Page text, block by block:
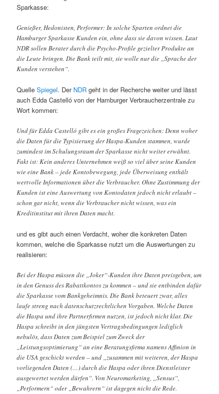
Sparkasse:
Genießer, Hedonisten, Performer: In solche Sparten ordnet die
Hamburger Sparkasse Kunden ein, ohne dass sie davon wissen. Laut
NDR sollen Berater durch die Psycho-Profile gezielter Produkte an
die Leute bringen. Die Bank teilt mit, sie wolle nur die „Sprache der
Kunden verstehen“.
QuelleSpiegel. Der NDR geht in der Recherche weiter und lässt
auch Edda Castelló von der Hamburger Verbraucherzentrale zu
Wort kommen:
Und für Edda Castelló gibt es ein großes Fragezeichen: Denn woher
die Daten für die Typisierung der Haspa-Kunden stammen, wurde
zumindest im Schulungsraum der Sparkasse nicht weiter erwähnt.
Fakt ist: Kein anderes Unternehmen weiß so viel über seine Kunden
wie eine Bank – jede Kontobewegung, jede Überweisung enthält
wertvolle Informationen über die Verbraucher. Ohne Zustimmung der
Kunden ist eine Auswertung von Kontodaten jedoch nicht erlaubt –
schon gar nicht, wenn die Verbraucher nicht wissen, was ein
Kreditinstitut mit ihren Daten macht.
und es gibt auch einen Verdacht, woher die konkreten Daten
kommen, welche die Sparkasse nutzt um die Auswertungen zu
realisieren:
Bei der Haspa müssen die „Joker“-Kunden ihre Daten preisgeben, um
in den Genuss des Rabattkontos zu kommen – und sie entbinden dafür
die Sparkasse vom Bankgeheimnis. Die Bank beteuert zwar, alles
laufe streng nach datenschutzrechtlichen Vorgaben. Welche Daten
die Haspa und ihre Partnerfirmen nutzen, ist jedoch nicht klar. Die
Haspa schreibt in den jüngsten Vertragsbedingungen lediglich
nebulös, dass Daten zum Beispiel zum Zweck der
„Leistungsoptimierung“ an eine Beratungsfirma namens Affinion in
die USA geschickt werden – und „zusammen mit weiteren, der Haspa
vorliegenden Daten (…) durch die Haspa oder ihren Dienstleister
ausgewertet werden dürfen“. Von Neuromarketing, „Sensus“,
„Performern“ oder „Bewahrern“ ist dagegen nicht die Rede.